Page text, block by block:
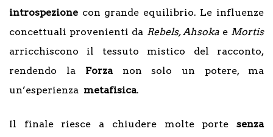
introspezione con grande equilibrio. Le influenze
concettuali provenienti da Rebels, Ahsokae Mortis
arricchiscono il tessuto mistico del racconto,
rendendo la Forzanon solo un potere, ma
un’esperienza metafisica.
Il finale riesce a chiudere molte porte senza